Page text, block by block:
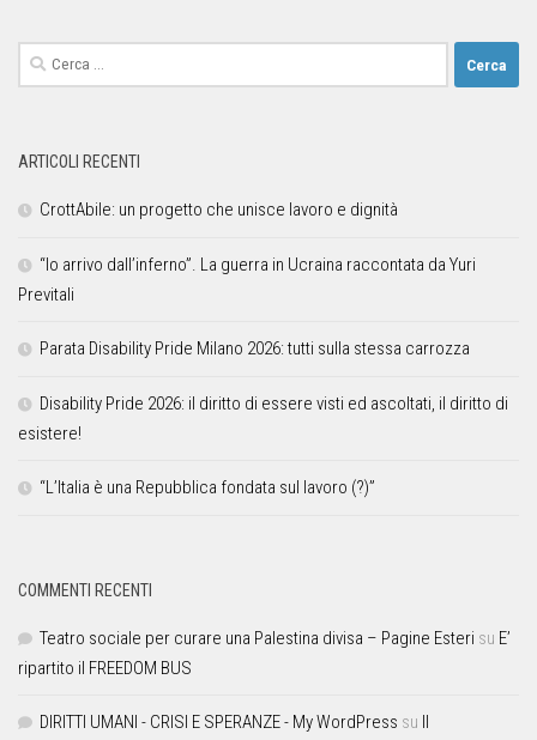
ARTICOLI RECENTI
CrottAbile: un progetto che unisce lavoro e dignità
“Io arrivo dall’inferno”. La guerra in Ucraina raccontata da Yuri
Previtali
Parata Disability Pride Milano 2026: tutti sulla stessa carrozza
Disability Pride 2026: il diritto di essere visti ed ascoltati, il diritto di
esistere!
“L’Italia è una Repubblica fondata sul lavoro (?)”
COMMENTI RECENTI
Teatro sociale per curare una Palestina divisa – Pagine Esteri su E’
ripartito il FREEDOM BUS
DIRITTI UMANI - CRISI E SPERANZE - My WordPress su